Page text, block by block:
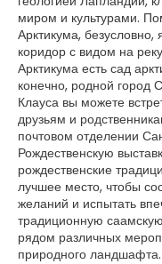
миром и культурами.
Арктикума,
коридор с видом на
Арктикума есть сад
конечно, родной город
Клауса вы можете
друзьям и
почтовом отделении
Рождественскую
рождественские
лучшее место, чтобы
желаний и испытать
традиционную
рядом различных
природного ландшафта.